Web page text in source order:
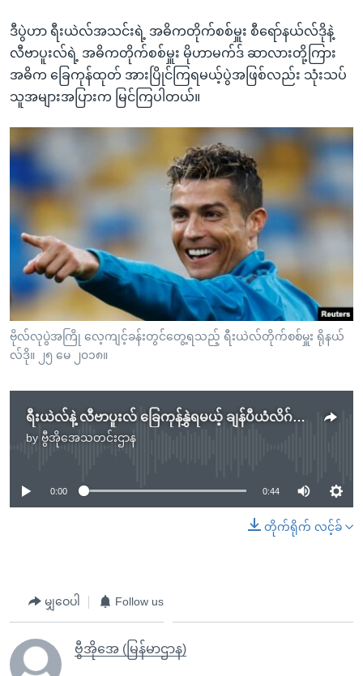
ဒီပွဲဟာ ရီးယဲလ်အသင်းရဲ့ အဓိကတိုက်စစ်မှူး စီရော်နယ်လ်ဒိုနဲ့
လီဗာပူးလ်ရဲ့ အဓိကတိုက်စစ်မှူး မိုဟာမက်ဒ် ဆာလားတို့ကြား
အဓိက ခြေကုန်ထုတ် အားပြိုင်ကြရမယ့်ပွဲအဖြစ်လည်း သုံးသပ်
သူအများအပြားက မြင်ကြပါတယ်။
ဗိုလ်လုပွဲအကြို လေ့ကျင့်ခန်းတွင်တွေ့ရသည့် ရီးယဲလ်တိုက်စစ်မှူး ရိုနယ်
လ်ဒို။ ၂၅ မေ ၂၀၁၈။
ရီးယဲလ်နဲ့ လီဗာပူးလ် ခြေကုန်နွှဲရမယ့် ချန်ပီယံလိဂ်ဖလား ဗိုလ်လုပွဲ
by ဗွီအိုအေသတင်းဌာန
No media source currently available
0:00 0:44
တိုက်ရိုက် လင့်ခ်
မျှဝေပါ Follow us
ဗွီအိုအေ (မြန်မာဌာန)